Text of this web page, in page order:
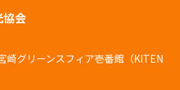
協会
崎グリーンスフィア壱番館（KITEN